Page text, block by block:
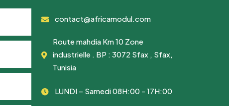
contact@africamodul.com
Route mahdia Km 10 Zone
industrielle . BP : 3072 Sfax , Sfax,
Tunisia
LUNDI – Samedi 08H:00 - 17H:00